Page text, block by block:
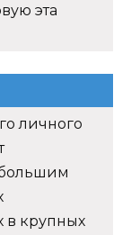
эта
личного
большим
в крупных